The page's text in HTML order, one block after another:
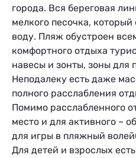
города. Вся береговая
мелкого песочка, который
воду. Пляж обустроен
комфортного отдыха
навесы и зонты, зоны для
Неподалеку есть даже
полного расслабления
Помимо расслабленного
место и для активного –
для игры в пляжный
Для детей и взрослых